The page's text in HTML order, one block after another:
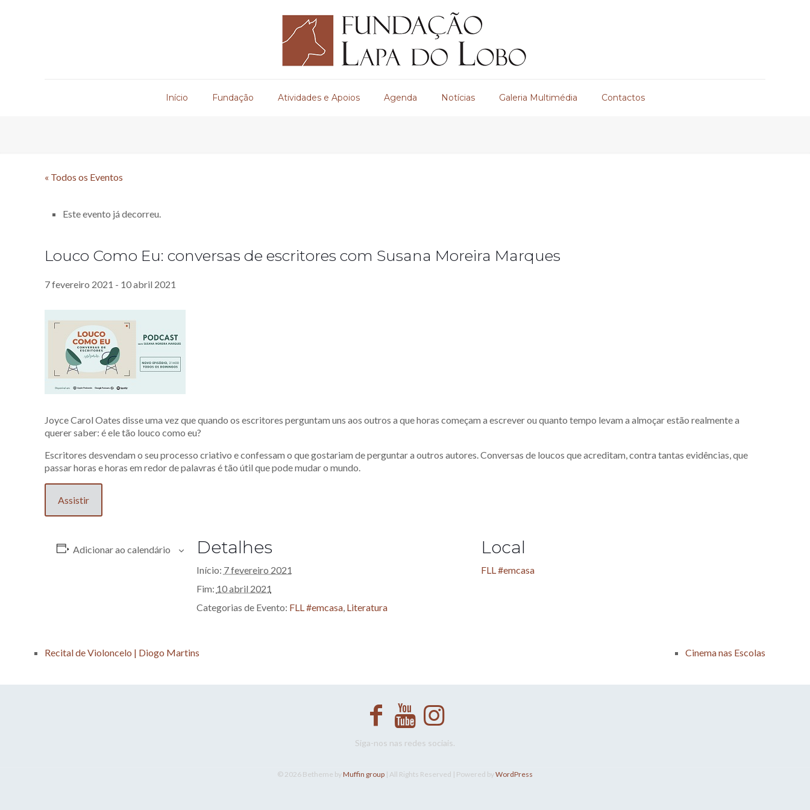
Início Fundação Atividades e Apoios Agenda Notícias Galeria Multimédia Contactos
« Todos os Eventos
Este evento já decorreu.
Louco Como Eu: conversas de escritores com Susana Moreira Marques
7 fevereiro 2021 - 10 abril 2021
Joyce Carol Oates disse uma vez que quando os escritores perguntam uns aos outros a que horas começam a escrever ou quanto tempo levam a almoçar estão realmente a
querer saber: é ele tão louco como eu?
Escritores desvendam o seu processo criativo e confessam o que gostariam de perguntar a outros autores. Conversas de loucos que acreditam, contra tantas evidências, que
passar horas e horas em redor de palavras é tão útil que pode mudar o mundo.
Assistir
Adicionar ao calendário Detalhes
Início: 7 fevereiro 2021
Fim: 10 abril 2021
Categorias de Evento: FLL #emcasa, Literatura
Local
FLL #emcasa
Recital de Violoncelo | Diogo Martins Cinema nas Escolas
Siga-nos nas redes sociais.
© 2026 Betheme byMuffin group | All Rights Reserved | Powered byWordPress